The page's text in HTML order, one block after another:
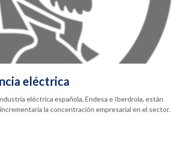
eléctrica
eléctrica española, Endesa e Iberdrola, están
la concentración empresarial en el sector.